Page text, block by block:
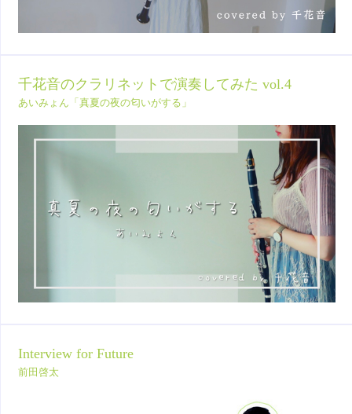
千花音のクラリネットで演奏してみた vol.4
あいみょん「真夏の夜の匂いがする」
Interview for Future
前田啓太